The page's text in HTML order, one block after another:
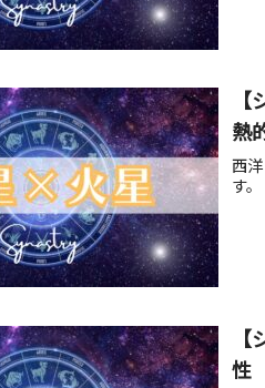
熱
西
す。
性